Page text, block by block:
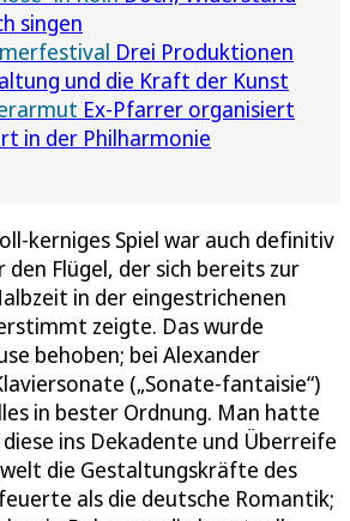
singen
Drei Produktionen
und die Kraft der Kunst
Ex-Pfarrer organisiert
in der Philharmonie
kerniges Spiel war auch definitiv
den Flügel, der sich bereits zur
in der eingestrichenen
zeigte. Das wurde
behoben; bei Alexander
(„Sonate-fantaisie“)
in bester Ordnung. Man hatte
diese ins Dekadente und Überreife
die Gestaltungskräfte des
als die deutsche Romantik;